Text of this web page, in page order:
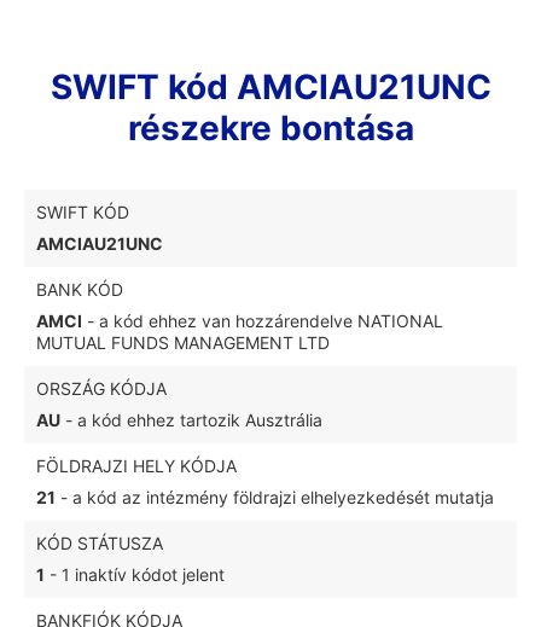
SWIFT kód AMCIAU21UNC
részekre bontása
SWIFT KÓD
AMCIAU21UNC
BANK KÓD
AMCI - a kód ehhez van hozzárendelve NATIONAL
MUTUAL FUNDS MANAGEMENT LTD
ORSZÁG KÓDJA
AU - a kód ehhez tartozik Ausztrália
FÖLDRAJZI HELY KÓDJA
21 - a kód az intézmény földrajzi elhelyezkedését mutatja
KÓD STÁTUSZA
1 - 1 inaktív kódot jelent
BANKFIÓK KÓDJA